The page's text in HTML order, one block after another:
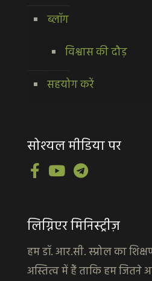
ब्लॉग
विश्वास की दौड़
सहयोग करें
सोश्यल मीडिया पर
लिग्निएर मिनिस्ट्रीज़
हम डॉ. आर.सी. स्प्रोल का
अस्तित्व में हैं ताकि हम जितने